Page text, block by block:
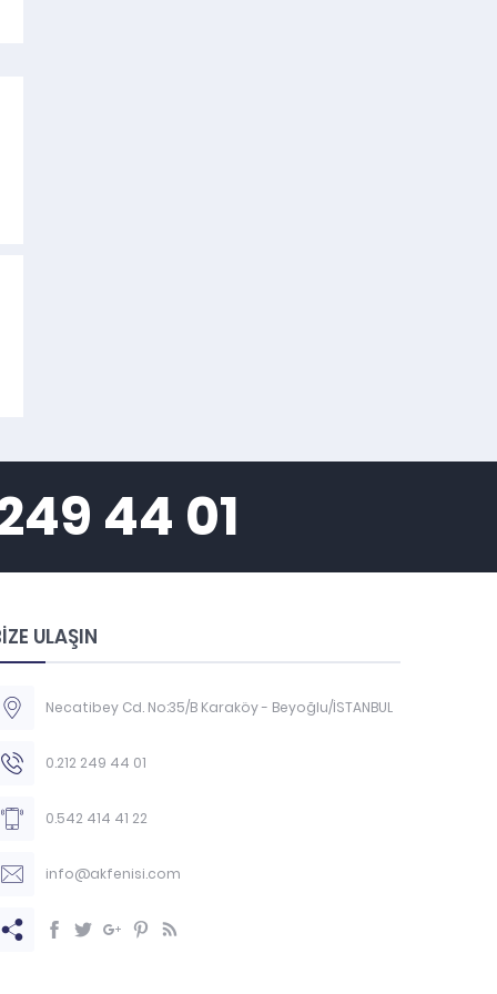
44 01
ULAŞIN
Necatibey Cd. No:35/B Karaköy - Beyoğlu/İSTANBUL
0.212 249 44 01
0.542 414 41 22
info@akfenisi.com